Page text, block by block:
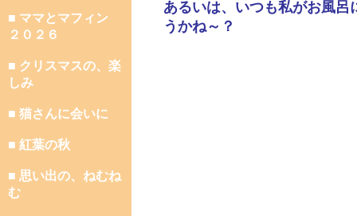
■ ママとマフィン
２０２６
■ クリスマスの、楽
しみ
■ 猫さんに会いに
■ 紅葉の秋
■ 思い出の、ねむね
む
あるいは、いつも私がお風
うかね～？